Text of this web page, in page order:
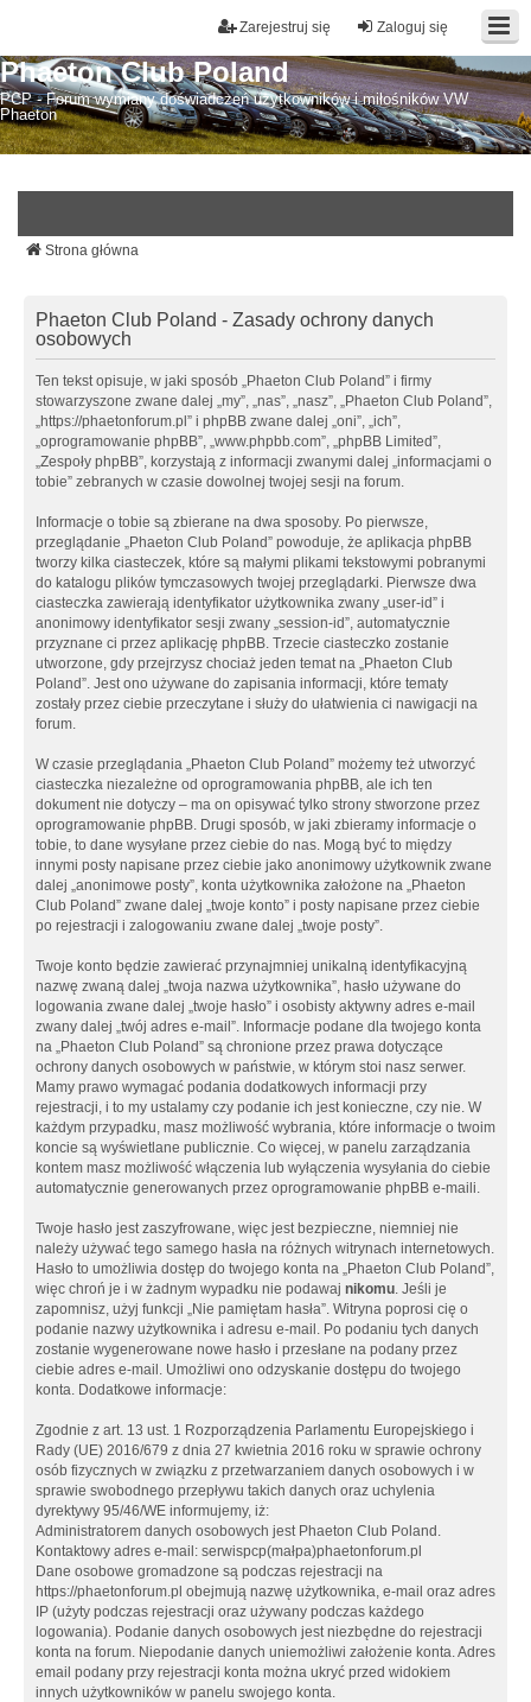
Zaloguj się
Zarejestruj się
Phaeton Club Poland
PCP - Forum wymiany doświadczeń użytkowników i miłośników VW
Phaeton
Strona główna
Phaeton Club Poland - Zasady ochrony danych
osobowych
Ten tekst opisuje, w jaki sposób „Phaeton Club Poland” i firmy
stowarzyszone zwane dalej „my”, „nas”, „nasz”, „Phaeton Club Poland”,
„https://phaetonforum.pl” i phpBB zwane dalej „oni”, „ich”,
„oprogramowanie phpBB”, „www.phpbb.com”, „phpBB Limited”,
„Zespoły phpBB”, korzystają z informacji zwanymi dalej „informacjami o
tobie” zebranych w czasie dowolnej twojej sesji na forum.
Informacje o tobie są zbierane na dwa sposoby. Po pierwsze,
przeglądanie „Phaeton Club Poland” powoduje, że aplikacja phpBB
tworzy kilka ciasteczek, które są małymi plikami tekstowymi pobranymi
do katalogu plików tymczasowych twojej przeglądarki. Pierwsze dwa
ciasteczka zawierają identyfikator użytkownika zwany „user-id” i
anonimowy identyfikator sesji zwany „session-id”, automatycznie
przyznane ci przez aplikację phpBB. Trzecie ciasteczko zostanie
utworzone, gdy przejrzysz chociaż jeden temat na „Phaeton Club
Poland”. Jest ono używane do zapisania informacji, które tematy
zostały przez ciebie przeczytane i służy do ułatwienia ci nawigacji na
forum.
W czasie przeglądania „Phaeton Club Poland” możemy też utworzyć
ciasteczka niezależne od oprogramowania phpBB, ale ich ten
dokument nie dotyczy – ma on opisywać tylko strony stworzone przez
oprogramowanie phpBB. Drugi sposób, w jaki zbieramy informacje o
tobie, to dane wysyłane przez ciebie do nas. Mogą być to między
innymi posty napisane przez ciebie jako anonimowy użytkownik zwane
dalej „anonimowe posty”, konta użytkownika założone na „Phaeton
Club Poland” zwane dalej „twoje konto” i posty napisane przez ciebie
po rejestracji i zalogowaniu zwane dalej „twoje posty”.
Twoje konto będzie zawierać przynajmniej unikalną identyfikacyjną
nazwę zwaną dalej „twoja nazwa użytkownika”, hasło używane do
logowania zwane dalej „twoje hasło” i osobisty aktywny adres e-mail
zwany dalej „twój adres e-mail”. Informacje podane dla twojego konta
na „Phaeton Club Poland” są chronione przez prawa dotyczące
ochrony danych osobowych w państwie, w którym stoi nasz serwer.
Mamy prawo wymagać podania dodatkowych informacji przy
rejestracji, i to my ustalamy czy podanie ich jest konieczne, czy nie. W
każdym przypadku, masz możliwość wybrania, które informacje o twoim
koncie są wyświetlane publicznie. Co więcej, w panelu zarządzania
kontem masz możliwość włączenia lub wyłączenia wysyłania do ciebie
automatycznie generowanych przez oprogramowanie phpBB e-maili.
Twoje hasło jest zaszyfrowane, więc jest bezpieczne, niemniej nie
należy używać tego samego hasła na różnych witrynach internetowych.
Hasło to umożliwia dostęp do twojego konta na „Phaeton Club Poland”,
więc chroń je i w żadnym wypadku nie podawaj nikomu. Jeśli je
zapomnisz, użyj funkcji „Nie pamiętam hasła”. Witryna poprosi cię o
podanie nazwy użytkownika i adresu e-mail. Po podaniu tych danych
zostanie wygenerowane nowe hasło i przesłane na podany przez
ciebie adres e-mail. Umożliwi ono odzyskanie dostępu do twojego
konta. Dodatkowe informacje:
Zgodnie z art. 13 ust. 1 Rozporządzenia Parlamentu Europejskiego i
Rady (UE) 2016/679 z dnia 27 kwietnia 2016 roku w sprawie ochrony
osób fizycznych w związku z przetwarzaniem danych osobowych i w
sprawie swobodnego przepływu takich danych oraz uchylenia
dyrektywy 95/46/WE informujemy, iż:
Administratorem danych osobowych jest Phaeton Club Poland.
Kontaktowy adres e-mail: serwispcp(małpa)phaetonforum.pl
Dane osobowe gromadzone są podczas rejestracji na
https://phaetonforum.pl obejmują nazwę użytkownika, e-mail oraz adres
IP (użyty podczas rejestracji oraz używany podczas każdego
logowania). Podanie danych osobowych jest niezbędne do rejestracji
konta na forum. Niepodanie danych uniemożliwi założenie konta. Adres
email podany przy rejestracji konta można ukryć przed widokiem
innych użytkowników w panelu swojego konta.